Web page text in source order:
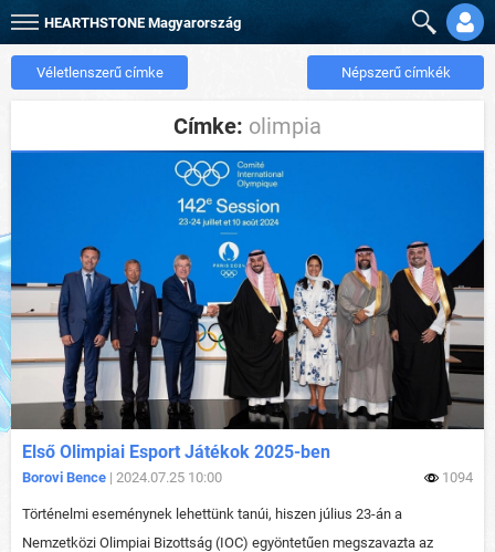
HEARTHSTONE Magyarország
Véletlenszerű címke Népszerű címkék
Címke: olimpia
Első Olimpiai Esport Játékok 2025-ben
Borovi Bence | 2024.07.25 10:00 1094
Történelmi eseménynek lehettünk tanúi, hiszen július 23-án a
Nemzetközi Olimpiai Bizottság (IOC) egyöntetűen megszavazta az